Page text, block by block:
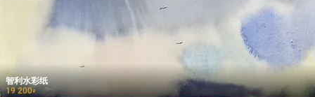
智利水彩纸
19 200₽